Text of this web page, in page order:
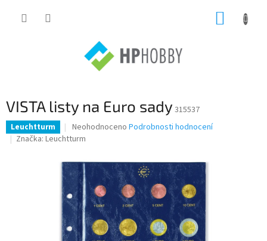
VISTA listy na Euro sady 315537
Leuchtturm
Průměrné
hodnocení
je
0,0
z
5
hvězdiček.
Neohodnoceno Podrobnosti hodnocení
Značka: Leuchtturm